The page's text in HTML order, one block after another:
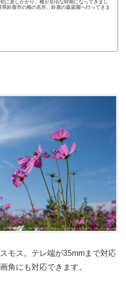
に差しかかり、梅が見頃な時期になってきまし
県鈴鹿市の梅の名所、鈴鹿の森庭園へ行ってきま
モス。テレ端が35mmまで対応
角にも対応できます。